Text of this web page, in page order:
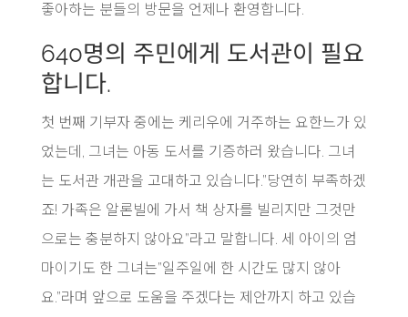
좋아하는 분들의 방문을 언제나 환영합니다.
640명의 주민에게 도서관이 필요
합니다.
첫 번째 기부자 중에는 케리우에 거주하는 요한느가 있
었는데, 그녀는 아동 도서를 기증하러 왔습니다. 그녀
는 도서관 개관을 고대하고 있습니다.”당연히 부족하겠
죠! 가족은 알론빌에 가서 책 상자를 빌리지만 그것만
으로는 충분하지 않아요”라고 말합니다. 세 아이의 엄
마이기도 한 그녀는”일주일에 한 시간도 많지 않아
요.”라며 앞으로 도움을 주겠다는 제안까지 하고 있습